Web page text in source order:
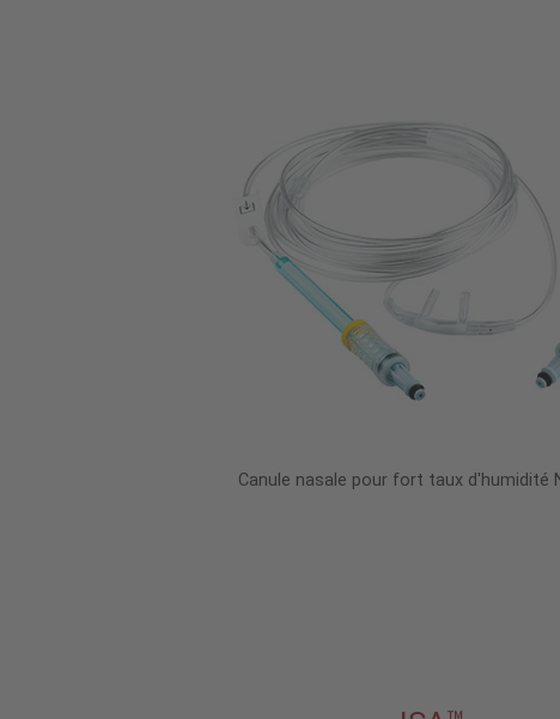
technologie
NomoLine™
Canule nasale pour fort taux d'humidité